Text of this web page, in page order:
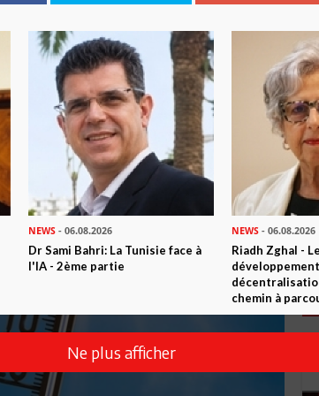
NEWS - 06.08.2026
Dr Sami Bahri: La Tunisie face à
l'IA - 2ème partie
NEWS- 06.08.2026
Riadh Zghal -
chemin à
Ne plus afficher